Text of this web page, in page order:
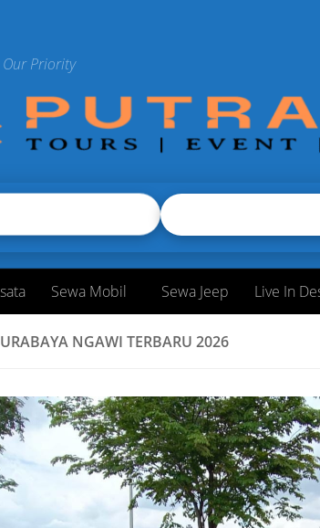
Priority
Sewa Mobil Sewa Jeep Live In
NGAWI TERBARU 2026